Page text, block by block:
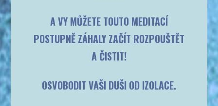
A VY MŮŽETE TOUTO MEDITACÍ
POSTUPNĚ ZÁHALY ZAČÍT ROZPOUŠTĚT
A ČISTIT!
OSVOBODIT VAŠI DUŠI OD IZOLACE.